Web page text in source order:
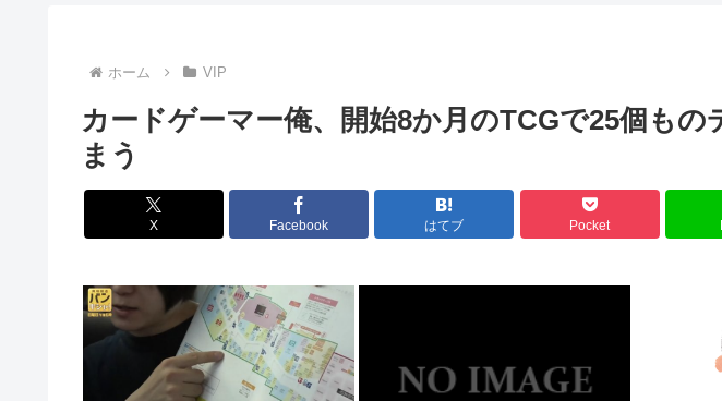
元々は日本人が殴りかかっていったんだろ…
お前らが性欲のせいでやってしまったキチゲェ行為あげてけ
数学者「AIで数学の未解決問題解いたわ」女性「お前の証明...
【朗報】アラブ、秋田県に2兆円の投資www
【朗報】日産e-power、無給油で1980km走行しギ...
【画像】村重杏奈さん(30)のおっ◯いがコチラ
【画像あり】おまいら、この中からロシア美女を選んでしまう...
ホーム VIP
カードゲーマー俺、開始8か月のTCGで25個もの
まう
X Facebook はてブ Pocket